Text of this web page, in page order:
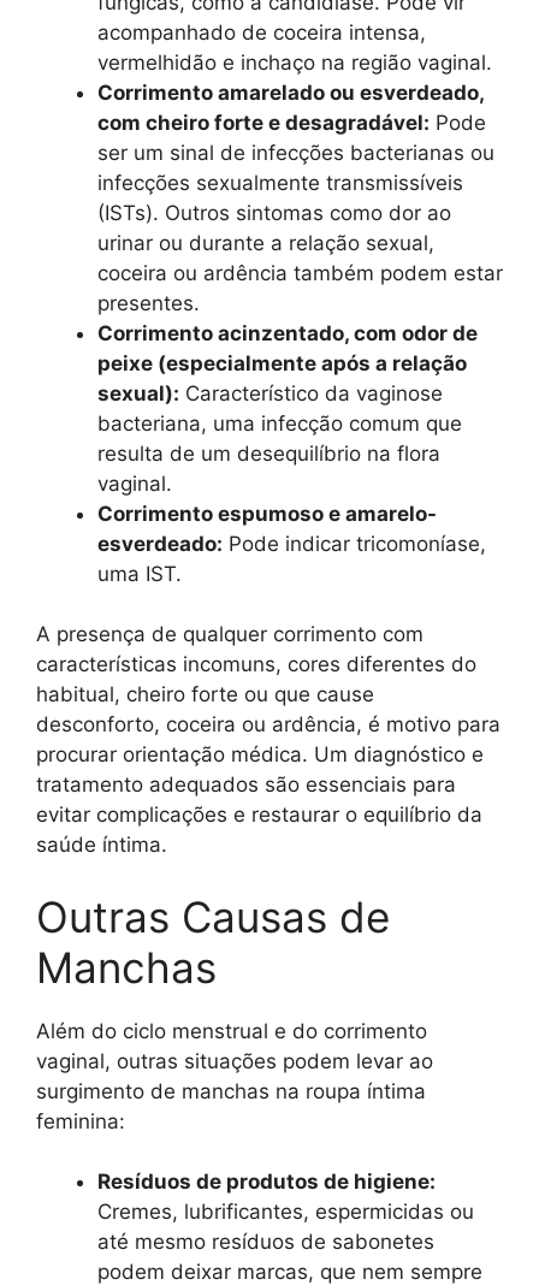
acompanhado de coceira intensa,
vermelhidão e inchaço na região vaginal.
Corrimento amarelado ou esverdeado,
com cheiro forte e desagradável: Pode
ser um sinal de infecções bacterianas ou
infecções sexualmente transmissíveis
(ISTs). Outros sintomas como dor ao
urinar ou durante a relação sexual,
coceira ou ardência também podem estar
presentes.
Corrimento acinzentado, com odor de
peixe (especialmente após a relação
sexual): Característico da vaginose
bacteriana, uma infecção comum que
resulta de um desequilíbrio na flora
vaginal.
Corrimento espumoso e amarelo-
esverdeado: Pode indicar tricomoníase,
uma IST.
A presença de qualquer corrimento com
características incomuns, cores diferentes do
habitual, cheiro forte ou que cause
desconforto, coceira ou ardência, é motivo para
procurar orientação médica. Um diagnóstico e
tratamento adequados são essenciais para
evitar complicações e restaurar o equilíbrio da
saúde íntima.
Outras Causas de
Manchas
Além do ciclo menstrual e do corrimento
vaginal, outras situações podem levar ao
surgimento de manchas na roupa íntima
feminina:
Resíduos de produtos de higiene:
Cremes, lubrificantes, espermicidas ou
até mesmo resíduos de sabonetes
podem deixar marcas, que nem sempre